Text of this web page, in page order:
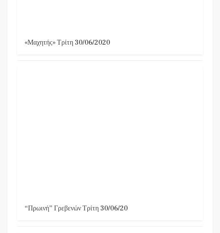
«Μαχητής» Τρίτη 30/06/2020
“Πρωινή” Γρεβενών Τρίτη 30/06/20